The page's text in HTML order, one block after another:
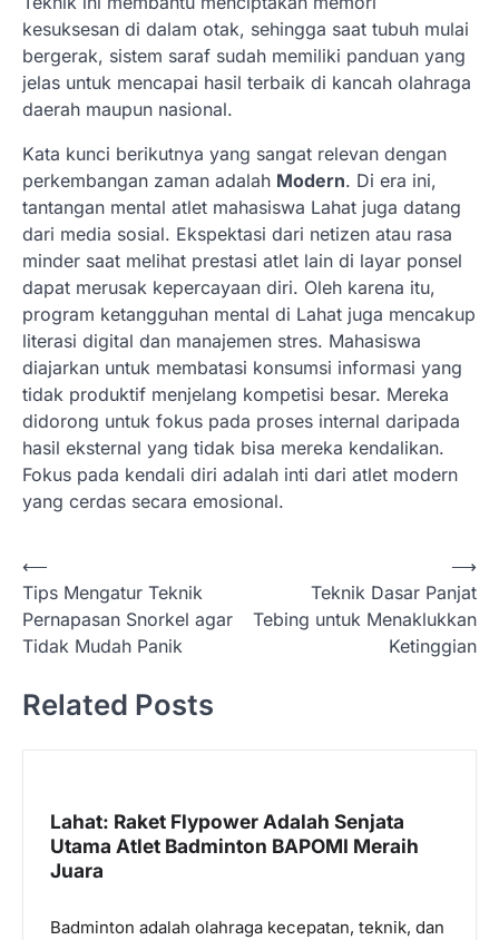
kesuksesan di dalam otak, sehingga saat tubuh mulai
bergerak, sistem saraf sudah memiliki panduan yang
jelas untuk mencapai hasil terbaik di kancah olahraga
daerah maupun nasional.
Kata kunci berikutnya yang sangat relevan dengan
perkembangan zaman adalah Modern. Di era ini,
tantangan mental atlet mahasiswa Lahat juga datang
dari media sosial. Ekspektasi dari netizen atau rasa
minder saat melihat prestasi atlet lain di layar ponsel
dapat merusak kepercayaan diri. Oleh karena itu,
program ketangguhan mental di Lahat juga mencakup
literasi digital dan manajemen stres. Mahasiswa
diajarkan untuk membatasi konsumsi informasi yang
tidak produktif menjelang kompetisi besar. Mereka
didorong untuk fokus pada proses internal daripada
hasil eksternal yang tidak bisa mereka kendalikan.
Fokus pada kendali diri adalah inti dari atlet modern
yang cerdas secara emosional.
N
a
v
g
⟵
Tips Mengatur Teknik
Pernapasan Snorkel agar
Tidak Mudah Panik
Teknik Dasar Panjat
Tebing untuk Menaklukkan
Ketinggian
⟶
Related Posts
Lahat: Raket Flypower Adalah Senjata
Utama Atlet Badminton BAPOMI Meraih
Juara
Badminton adalah olahraga kecepatan, teknik, dan